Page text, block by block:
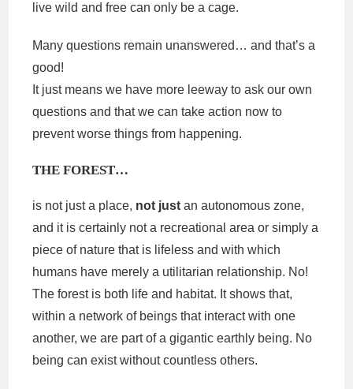
live wild and free can only be a cage.
Many questions remain unanswered… and that’s a
good!
It just means we have more leeway to ask our own
questions and that we can take action now to
prevent worse things from happening.
THE FOREST…
is not just a place, not just an autonomous zone,
and it is certainly not a recreational area or simply a
piece of nature that is lifeless and with which
humans have merely a utilitarian relationship. No!
The forest is both life and habitat. It shows that,
within a network of beings that interact with one
another, we are part of a gigantic earthly being. No
being can exist without countless others.